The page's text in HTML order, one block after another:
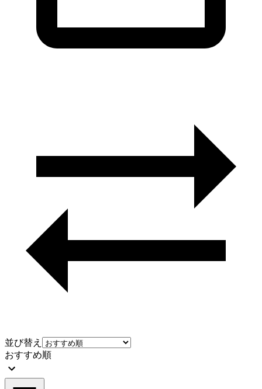
並び替え
おすすめ順